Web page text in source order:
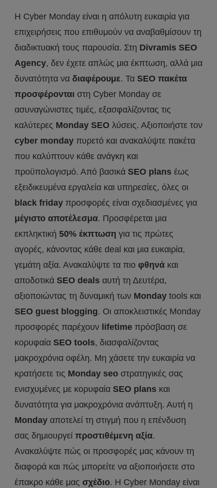
Η Cyber Monday είναι η απόλυτη ευκαιρία για
επιχειρήσεις που επιθυμούν να αναβαθμίσουν τη
διαδικτυακή τους παρουσία. Στη Divramis SEO
Agency, δεν έχετε απλώς μια έκπτωση, αλλά μια
δυνατότητα να διαφέρουμε. Τα SEO πακέτα
προσφέρονται στη Cyber Monday σε
ασυναγώνιστες τιμές, εξασφαλίζοντας τις
καλύτερες Monday SEO λύσεις. Αξιοποιήστε τον
cyber monday πυρετό και ανακαλύψτε πακέτα
που καλύπτουν κάθε ανάγκη και
προϋπολογισμό. Από βασικά SEO plans έως
εξειδικευμένα εργαλεία και υπηρεσίες, όλες οι
black friday προσφορές είναι σχεδιασμένες για
μέγιστο αποτέλεσμα. Προσφέρεται μια
εκπληκτική 50% έκπτωση για τις πρώτες
αγορές, κάνοντας κάθε deal και μια ευκαιρία,
γεμάτη αξία. Ανακαλύψτε τα πιο φθηνά και
αποδοτικά SEO deals αυτή τη Δευτέρα,
αξιοποιώντας τη δυναμική των Monday tools και
SEO guest blogging. Οι αποκλειστικές Monday
προσφορές παρέχουν lifetime πρόσβαση σε
κορυφαία SEO tools, διασφαλίζοντας
μακροχρόνια οφέλη. Mη χάσετε την ευκαιρία να
κρατήσετε τις Monday seo στρατηγικές σας
ενισχυμένες με κορυφαία SEO plans και
δυνατότητα για μακροχρόνια ανάπτυξη. Αυτή η
Monday αποτελεί τη στιγμή που η επένδυση
σας δημιουργεί προστιθέμενη αξία.
Ανακαλύψτε πώς οι προσφορές μας κάνουν τη
διαφορά και πώς μπορείτε να αξιοποιήσετε στο
έπακρο κάθε μας σχέδιο. Η Cyber Monday είναι